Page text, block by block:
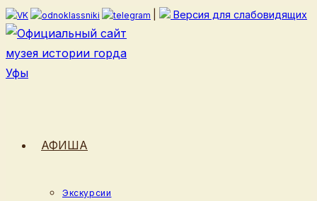
Перейти
к
содержимому
Версия для слабовидящих
АФИША
Экскурсии